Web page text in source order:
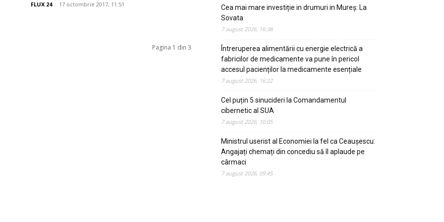
FLUX 24 - 17 octombrie 2017, 11:51
Pagina 1 din 3
Cea mai mare investiție in drumuri in Mureș: La
Sovata
7 august 2026, 16:38
Întreruperea alimentării cu energie electrică a
fabricilor de medicamente va pune în pericol
accesul pacienților la medicamente esențiale
7 august 2026, 16:22
Cel puțin 5 sinucideri la Comandamentul
cibernetic al SUA
7 august 2026, 10:05
Ministrul userist al Economiei la fel ca Ceaușescu:
Angajați chemați din concediu să îl aplaude pe
cârmaci
7 august 2026, 09:45